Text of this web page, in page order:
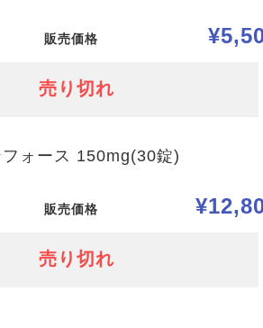
販売価格
売り切れ
フォース 150mg(30錠)
販売価格
売り切れ